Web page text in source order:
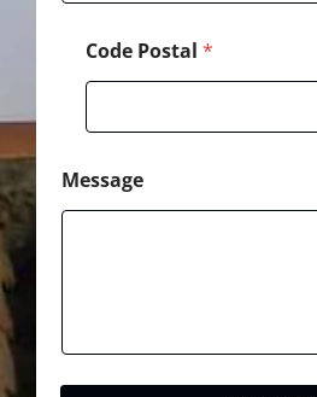
Code Postal *
Message